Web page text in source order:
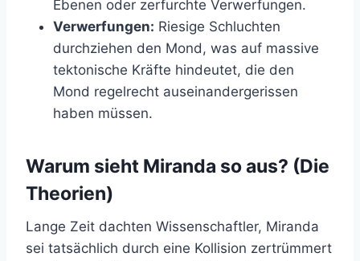
Ebenen oder zerfurchte Verwerfungen.
Verwerfungen: Riesige Schluchten
durchziehen den Mond, was auf massive
tektonische Kräfte hindeutet, die den
Mond regelrecht auseinandergerissen
haben müssen.
Warum sieht Miranda so aus? (Die
Theorien)
Lange Zeit dachten Wissenschaftler, Miranda
sei tatsächlich durch eine Kollision zertrümmert